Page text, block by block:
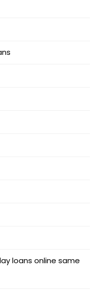
loans online same